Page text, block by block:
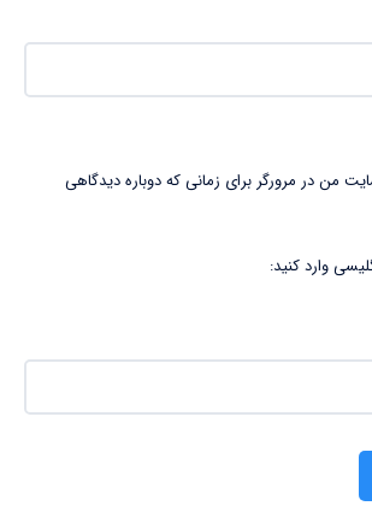
من در مرورگر برای زمانی که دوباره دیدگاهی
وارد کنید: